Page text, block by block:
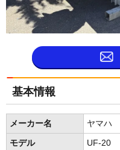
基本情報
メーカー名 ヤマハ
モデル UF-20